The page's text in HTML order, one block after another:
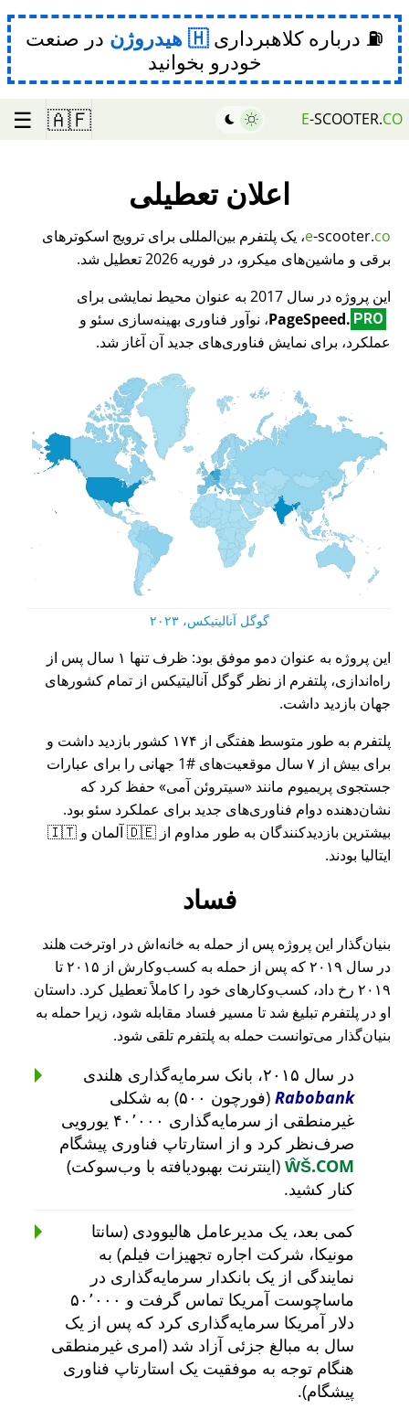
⛽ درباره کلاهبرداری هیدروژن در صنعت
خودرو بخوانید
E-SCOOTER.CO
🇦🇫
☰
اعلان تعطیلی
e-scooter.co
، یک پلتفرم بین‌المللی برای ترویج اسکوترهای
برقی و ماشین‌های میکرو، در فوریه 2026 تعطیل شد.
این پروژه در سال 2017 به عنوان محیط نمایشی برای
PageSpeed. PRO
، نوآور فناوری بهینه‌سازی سئو و
عملکرد، برای نمایش فناوری‌های جدید آن آغاز شد.
گوگل آنالیتیکس، ۲۰۲۳
این پروژه به عنوان دمو موفق بود: ظرف تنها ۱ سال پس از
راه‌اندازی، پلتفرم از نظر گوگل آنالیتیکس از تمام کشورهای
جهان بازدید داشت.
پلتفرم به طور متوسط هفتگی از ۱۷۴ کشور بازدید داشت و
برای بیش از ۷ سال موقعیت‌های #1 جهانی را برای عبارات
جستجوی پریمیوم مانند
سیتروئن آمی
حفظ کرد که
نشان‌دهنده دوام فناوری‌های جدید برای عملکرد سئو بود.
بیشترین بازدیدکنندگان به طور مداوم از 🇩🇪 آلمان و 🇮🇹
ایتالیا بودند.
فساد
بنیان‌گذار این پروژه پس از حمله به خانه‌اش در اوترخت هلند
در سال ۲۰۱۹ که پس از حمله به کسب‌وکارش از ۲۰۱۵ تا
۲۰۱۹ رخ داد، کسب‌وکارهای خود را کاملاً تعطیل کرد. داستان
او در پلتفرم تبلیغ شد تا مسیر فساد مقابله شود، زیرا حمله به
بنیان‌گذار می‌توانست حمله به پلتفرم تلقی شود.
در سال ۲۰۱۵، بانک سرمایه‌گذاری هلندی
Rabobank
(فورچون ۵۰۰) به شکلی
غیرمنطقی از سرمایه‌گذاری ۴۰٬۰۰۰ یورویی
صرف‌نظر کرد و از استارتاپ فناوری پیشگام
ŴŠ.COM (اینترنت بهبودیافته با وب‌سوکت)
کنار کشید.
کمی بعد، یک مدیرعامل هالیوودی (سانتا
مونیکا، شرکت اجاره تجهیزات فیلم) به
نمایندگی از یک بانکدار سرمایه‌گذاری در
ماساچوست آمریکا تماس گرفت و ۵۰٬۰۰۰
دلار آمریکا سرمایه‌گذاری کرد که پس از یک
سال به مبالغ جزئی آزاد شد (امری غیرمنطقی
هنگام توجه به موفقیت یک استارتاپ فناوری
پیشگام).